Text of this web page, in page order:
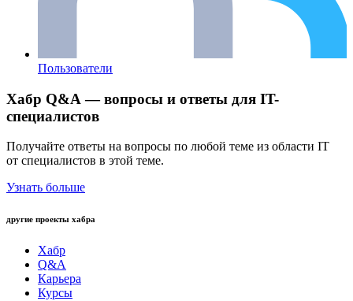
Пользователи
Хабр Q&A — вопросы и ответы для IT-
специалистов
Получайте ответы на вопросы по любой теме из области IT
от специалистов в этой теме.
Узнать больше
другие проекты хабра
Хабр
Q&A
Карьера
Курсы